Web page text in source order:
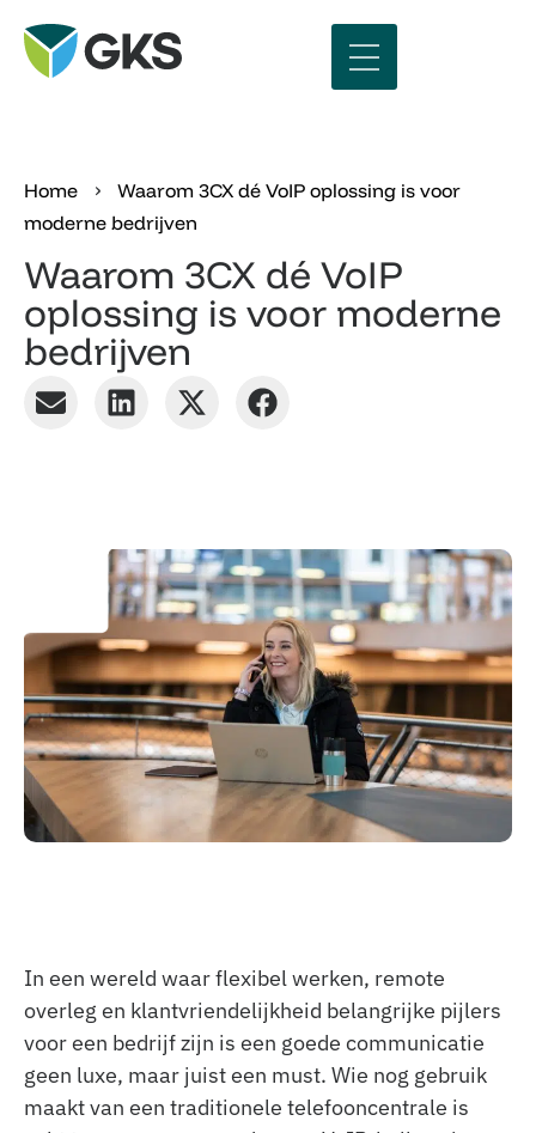
Home ›
Waarom 3CX dé VoIP oplossing is voor
moderne bedrijven
Waarom 3CX dé VoIP
oplossing is voor moderne
bedrijven
In een wereld waar flexibel werken, remote
overleg en klantvriendelijkheid belangrijke pijlers
voor een bedrijf zijn is een goede communicatie
geen luxe, maar juist een must. Wie nog gebruik
maakt van een traditionele telefooncentrale is